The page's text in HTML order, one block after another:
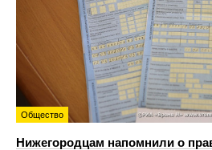
Общество
Нижегородцам напомнили о